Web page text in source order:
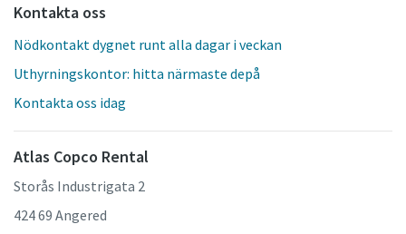
Kontakta oss
Nödkontakt dygnet runt alla dagar i veckan
Uthyrningskontor: hitta närmaste depå
Kontakta oss idag
Atlas Copco Rental
Storås Industrigata 2
424 69 Angered